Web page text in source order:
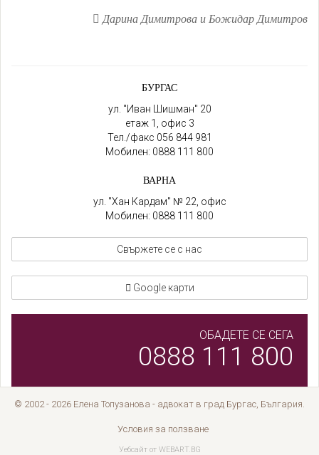
Дарина Димитрова и Божидар Димитров
БУРГАС
ул. "Иван Шишман" 20
етаж 1, офис 3
Тел./факс 056 844 981
Мобилен: 0888 111 800
ВАРНА
ул. "Хан Кардам" № 22, офис
Мобилен: 0888 111 800
Свържете се с нас
Google карти
ОБАДЕТЕ СЕ СЕГА
0888 111 800
© 2002 - 2026 Елена Топузанова - адвокат в град Бургас, България.
Условия за ползване
Уебсайт от WEBART.BG